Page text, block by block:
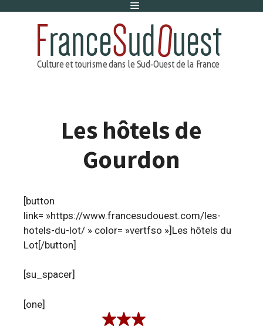
Menu
Les hôtels de
Gourdon
[button
link= »https://www.francesudouest.com/les-
hotels-du-lot/ » color= »vertfso »]Les hôtels du
Lot[/button]
[su_spacer]
[one]